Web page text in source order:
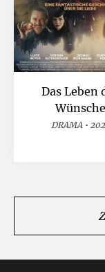
Das Leben
Wünsche
DRAMA •